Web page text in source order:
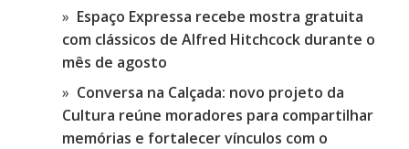
Espaço Expressa recebe mostra gratuita
com clássicos de Alfred Hitchcock durante o
mês de agosto
Conversa na Calçada: novo projeto da
Cultura reúne moradores para compartilhar
memórias e fortalecer vínculos com o